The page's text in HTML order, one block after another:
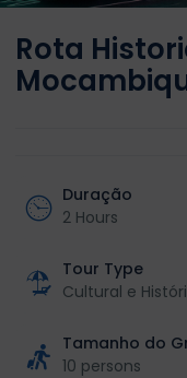
Rota
Duração
2 Hours
Tour Type
Cultural e
Tamanho do
10 persons